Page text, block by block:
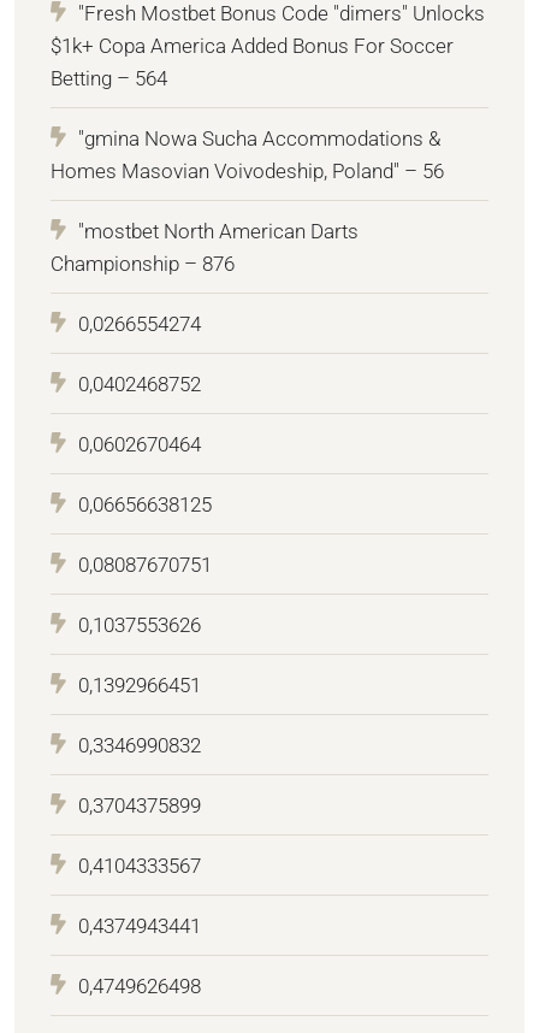
"Fresh Mostbet Bonus Code "dimers" Unlocks
$1k+ Copa America Added Bonus For Soccer
Betting – 564
"gmina Nowa Sucha Accommodations &
Homes Masovian Voivodeship, Poland" – 56
"mostbet North American Darts
Championship – 876
0,0266554274
0,0402468752
0,0602670464
0,06656638125
0,08087670751
0,1037553626
0,1392966451
0,3346990832
0,3704375899
0,4104333567
0,4374943441
0,4749626498